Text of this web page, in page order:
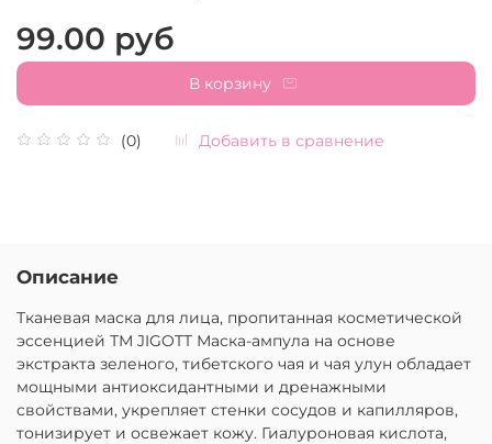
(0) Добавить в сравнение
99.00 руб
В корзину
Описание
Тканевая маска для лица, пропитанная косметической
эссенцией ТМ JIGOTT Маска-ампула на основе
экстракта зеленого, тибетского чая и чая улун обладает
мощными антиоксидантными и дренажными
свойствами, укрепляет стенки сосудов и капилляров,
тонизирует и освежает кожу. Гиалуроновая кислота,